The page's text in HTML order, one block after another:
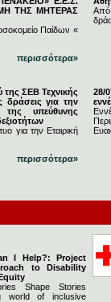
ΤΗΣ ΜΗΤΕΡΑΣ
Παίδων «
περισσότερα»
Από
της ΣΕΒ Τεχνικής
δράσεις για την
υπεύθυνης
για την Εταιρική
περισσότερα»
28/
I Help?: Project
to Disability
Shape Stories
world of inclusive